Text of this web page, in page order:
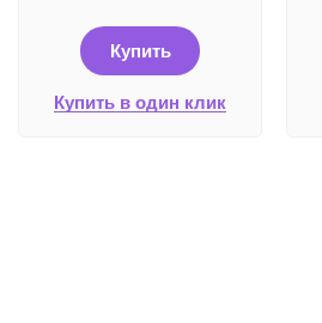
Купить
Купить в один клик